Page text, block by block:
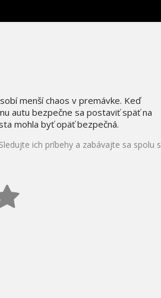
menší chaos v premávke. Keď
autu bezpečne sa postaviť späť na
mohla byť opäť bezpečná.
ich príbehy a zabávajte sa spolu s